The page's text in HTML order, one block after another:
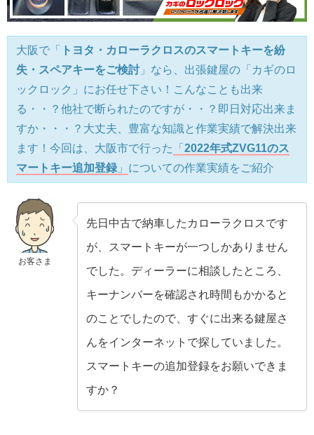
大阪で「
トヨタ・カローラクロスのスマートキーを紛
失・スペアキーをご検討 」なら、出張鍵屋の「カギのロ
ックロック」にお任せ下さい！こんなことも出来
る・・？他社で断られたのですが・・？即日対応出来ま
すか・・・？大丈夫、豊富な知識と作業実績で解決出来
ます！今回は、大阪市で行った
「 2022年式ZVG11のス
マートキー追加登録 」 についての作業実績をご紹介
お客さま
先日中古で納車したカローラクロスです
が、スマートキーが一つしかありません
でした。ディーラーに相談したところ、
キーナンバーを確認され時間もかかると
のことでしたので、すぐに出来る鍵屋さ
んをインターネットで探していました。
スマートキーの追加登録をお願いできま
すか？